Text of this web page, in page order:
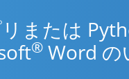
または
® Word の